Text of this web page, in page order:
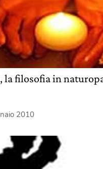
la filosofia in
2010